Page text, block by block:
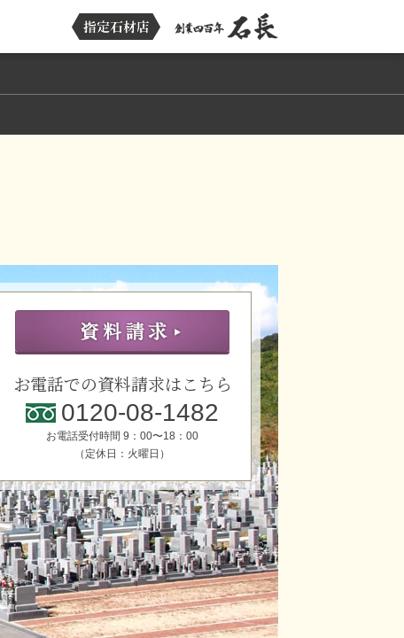
お電話での資料請求はこちら
0120-08-1482
お電話受付時間 9：00〜18：00
（定休日：火曜日）